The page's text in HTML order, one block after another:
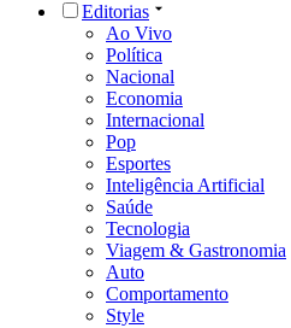
Editorias
Ao Vivo
Política
Nacional
Economia
Internacional
Pop
Esportes
Inteligência Artificial
Saúde
Tecnologia
Viagem & Gastronomia
Auto
Comportamento
Style